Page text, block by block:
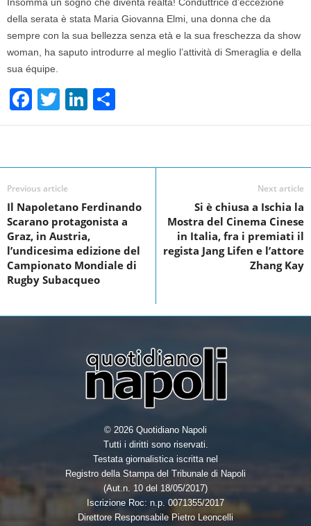
della serata è stata Maria Giovanna Elmi, una donna che da
sempre con la sua bellezza senza età e la sua freschezza da show
woman, ha saputo introdurre al meglio l’attività di Smeraglia e della
sua équipe.
F
a
e
b
o
o
k
T
wi
er
Li
n
e
n
h
e
Previous article
Il Napoletano Ferdinando
Scarano protagonista a
Graz, in Austria,
l’undicesima edizione del
Campionato Mondiale di
Rugby Subacqueo
Next article
Si è chiusa a Ischia la
Mostra del Cinema Cinese
in Italia, fra i premiati il
regista Jang Lifen e l’attore
Zhang Kay
© 2026 Quotidiano Napoli
Tutti i diritti sono riservati.
Testata giornalistica iscritta nel
Registro della Stampa del Tribunale di Napoli
(Aut.n. 10 del 18/05/2017)
Iscrizione Roc: n.p. 0071355/2017
Direttore Responsabile Pietro Leoncelli